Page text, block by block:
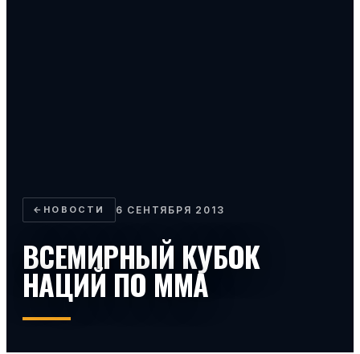
← НОВОСТИ 6 СЕНТЯБРЯ 2013
ВСЕМИРНЫЙ КУБОК
НАЦИЙ ПО ММА